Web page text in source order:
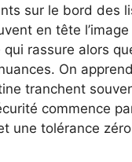
sur le bord des
en tête l’image
rassure alors
On
tranchent
commence
une tolérance